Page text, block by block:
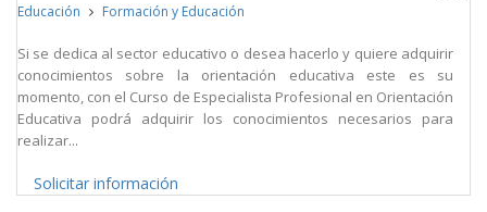
Educación Formación y Educación
Si se dedica al sector educativo o desea hacerlo y quiere adquirir
conocimientos sobre la orientación educativa este es su
momento, con el Curso de Especialista Profesional en Orientación
Educativa podrá adquirir los conocimientos necesarios para
realizar...
Solicitar información